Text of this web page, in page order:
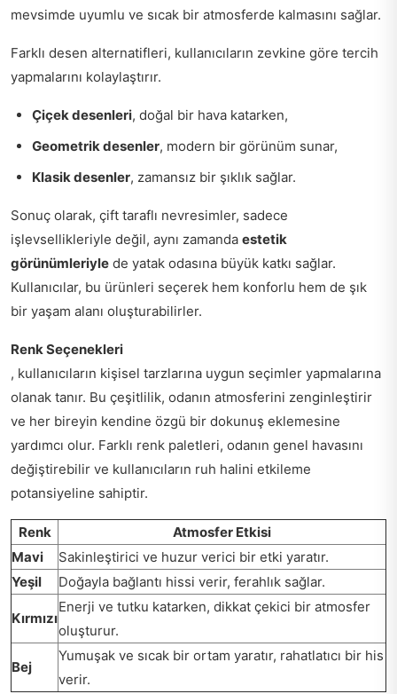
mevsimde uyumlu ve sıcak bir atmosferde kalmasını sağlar.
Farklı desen alternatifleri, kullanıcıların zevkine göre tercih
yapmalarını kolaylaştırır.
Çiçek desenleri, doğal bir hava katarken,
Geometrik desenler, modern bir görünüm sunar,
Klasik desenler, zamansız bir şıklık sağlar.
Sonuç olarak, çift taraflı nevresimler, sadece
işlevsellikleriyle değil, aynı zamanda estetik
görünümleriyle de yatak odasına büyük katkı sağlar.
Kullanıcılar, bu ürünleri seçerek hem konforlu hem de şık
bir yaşam alanı oluşturabilirler.
Renk Seçenekleri
, kullanıcıların kişisel tarzlarına uygun seçimler yapmalarına
olanak tanır. Bu çeşitlilik, odanın atmosferini zenginleştirir
ve her bireyin kendine özgü bir dokunuş eklemesine
yardımcı olur. Farklı renk paletleri, odanın genel havasını
değiştirebilir ve kullanıcıların ruh halini etkileme
potansiyeline sahiptir.
Renk
Atmosfer Etkisi
Mavi
Sakinleştirici ve huzur verici bir etki yaratır.
Yeşil
Doğayla bağlantı hissi verir, ferahlık sağlar.
Kırmızı
Enerji ve tutku katarken, dikkat çekici bir atmosfer
oluşturur.
Bej
Yumuşak ve sıcak bir ortam yaratır, rahatlatıcı bir his
verir.